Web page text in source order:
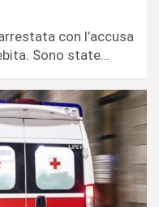
con l’accusa
Sono state…